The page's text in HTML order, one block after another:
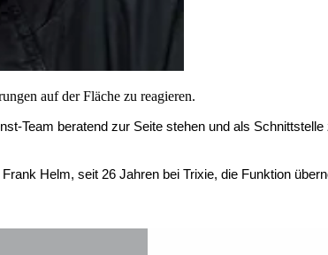
auf der Fläche zu reagieren.
Team beratend zur Seite stehen und als
Frank Helm, seit 26 Jahren bei Trixie, die Funktion